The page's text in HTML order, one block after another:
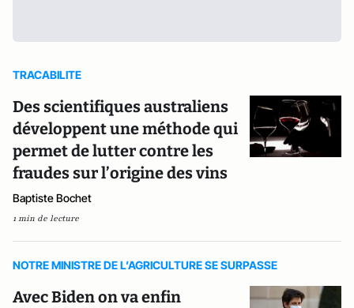
TRACABILITE
Des scientifiques australiens
développent une méthode qui
permet de lutter contre les
fraudes sur l’origine des vins
Baptiste Bochet
1 min de lecture
NOTRE MINISTRE DE L’AGRICULTURE SE SURPASSE
Avec Biden on va enfin